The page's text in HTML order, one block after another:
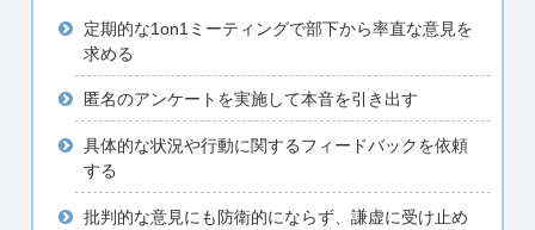
定期的な1on1ミーティングで部下から率直な意見を
求める
匿名のアンケートを実施して本音を引き出す
具体的な状況や行動に関するフィードバックを依頼
する
批判的な意見にも防衛的にならず、謙虚に受け止め